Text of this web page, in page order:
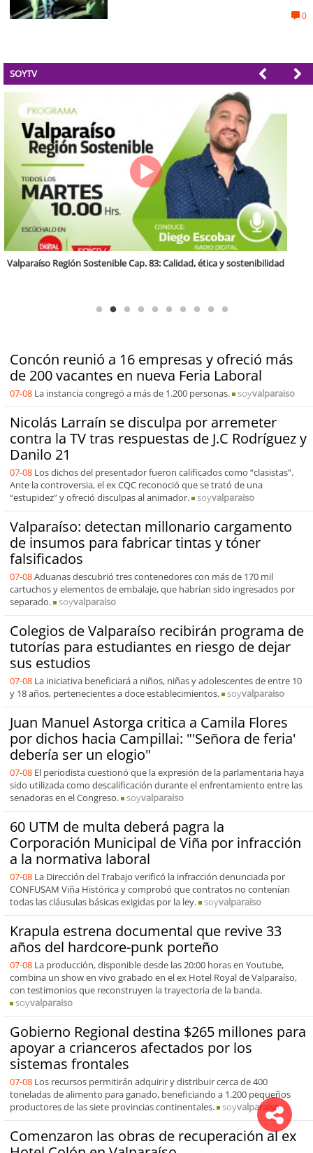
0
SOYTV
Concón reunió a 16 empresas y ofreció más
de 200 vacantes en nueva Feria Laboral
07-08 La instancia congregó a más de 1.200 personas. soyvalparaiso
Nicolás Larraín se disculpa por arremeter
contra la TV tras respuestas de J.C Rodríguez y
Danilo 21
07-08 Los dichos del presentador fueron calificados como “clasistas”.
Ante la controversia, el ex CQC reconoció que se trató de una
“estupidez” y ofreció disculpas al animador.
soyvalparaiso
Valparaíso: detectan millonario cargamento
de insumos para fabricar tintas y tóner
falsificados
07-08Aduanas descubrió tres contenedores con más de 170 mil
cartuchos y elementos de embalaje, que habrían sido ingresados por
separado.
soyvalparaiso
Colegios de Valparaíso recibirán programa de
tutorías para estudiantes en riesgo de dejar
sus estudios
07-08 La iniciativa beneficiará a niños, niñas y adolescentes de entre 10
y 18 años, pertenecientes a doce establecimientos.
soyvalparaiso
Juan Manuel Astorga critica a Camila Flores
por dichos hacia Campillai: "'Señora de feria'
debería ser un elogio"
07-08 El periodista cuestionó que la expresión de la parlamentaria haya
sido utilizada como descalificación durante el enfrentamiento entre las
senadoras en el Congreso.
soyvalparaiso
60 UTM de multa deberá pagra la
Corporación Municipal de Viña por infracción
a la normativa laboral
07-08 La Dirección del Trabajo verificó la infracción denunciada por
CONFUSAM Viña Histórica y comprobó que contratos no contenían
todas las cláusulas básicas exigidas por la ley.
soyvalparaiso
Krapula estrena documental que revive 33
años del hardcore-punk porteño
07-08 La producción, disponible desde las 20:00 horas en Youtube,
combina un show en vivo grabado en el ex Hotel Royal de Valparaíso,
con testimonios que reconstruyen la trayectoria de la banda.
soyvalparaiso
Gobierno Regional destina $265 millones para
apoyar a crianceros afectados por los
sistemas frontales
07-08 Los recursos permitirán adquirir y distribuir cerca de 400
toneladas de alimento para ganado, beneficiando a 1.200 pequeños
productores de las siete provincias continentales.
soyvalparaiso
Comenzaron las obras de recuperación al ex